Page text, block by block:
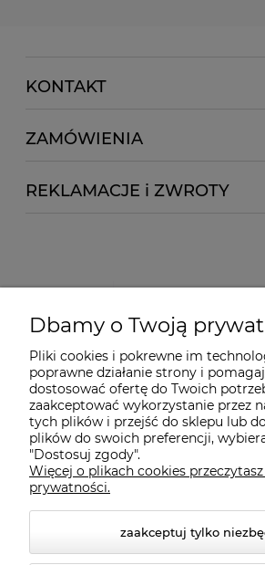
KONTAKT
ZAMÓWIENIA
REKLAMACJE i ZWROTY
Dbamy o Twoją
Pliki cookies i pokrewne im
poprawne działanie strony i
dostosować ofertę do Twoich
zaakceptować wykorzystanie przez
tych plików i przejść do sklepu lub
plików do swoich preferencji,
"Dostosuj zgody".
Więcej o plikach cookies
prywatności.
zaakceptuj tylko